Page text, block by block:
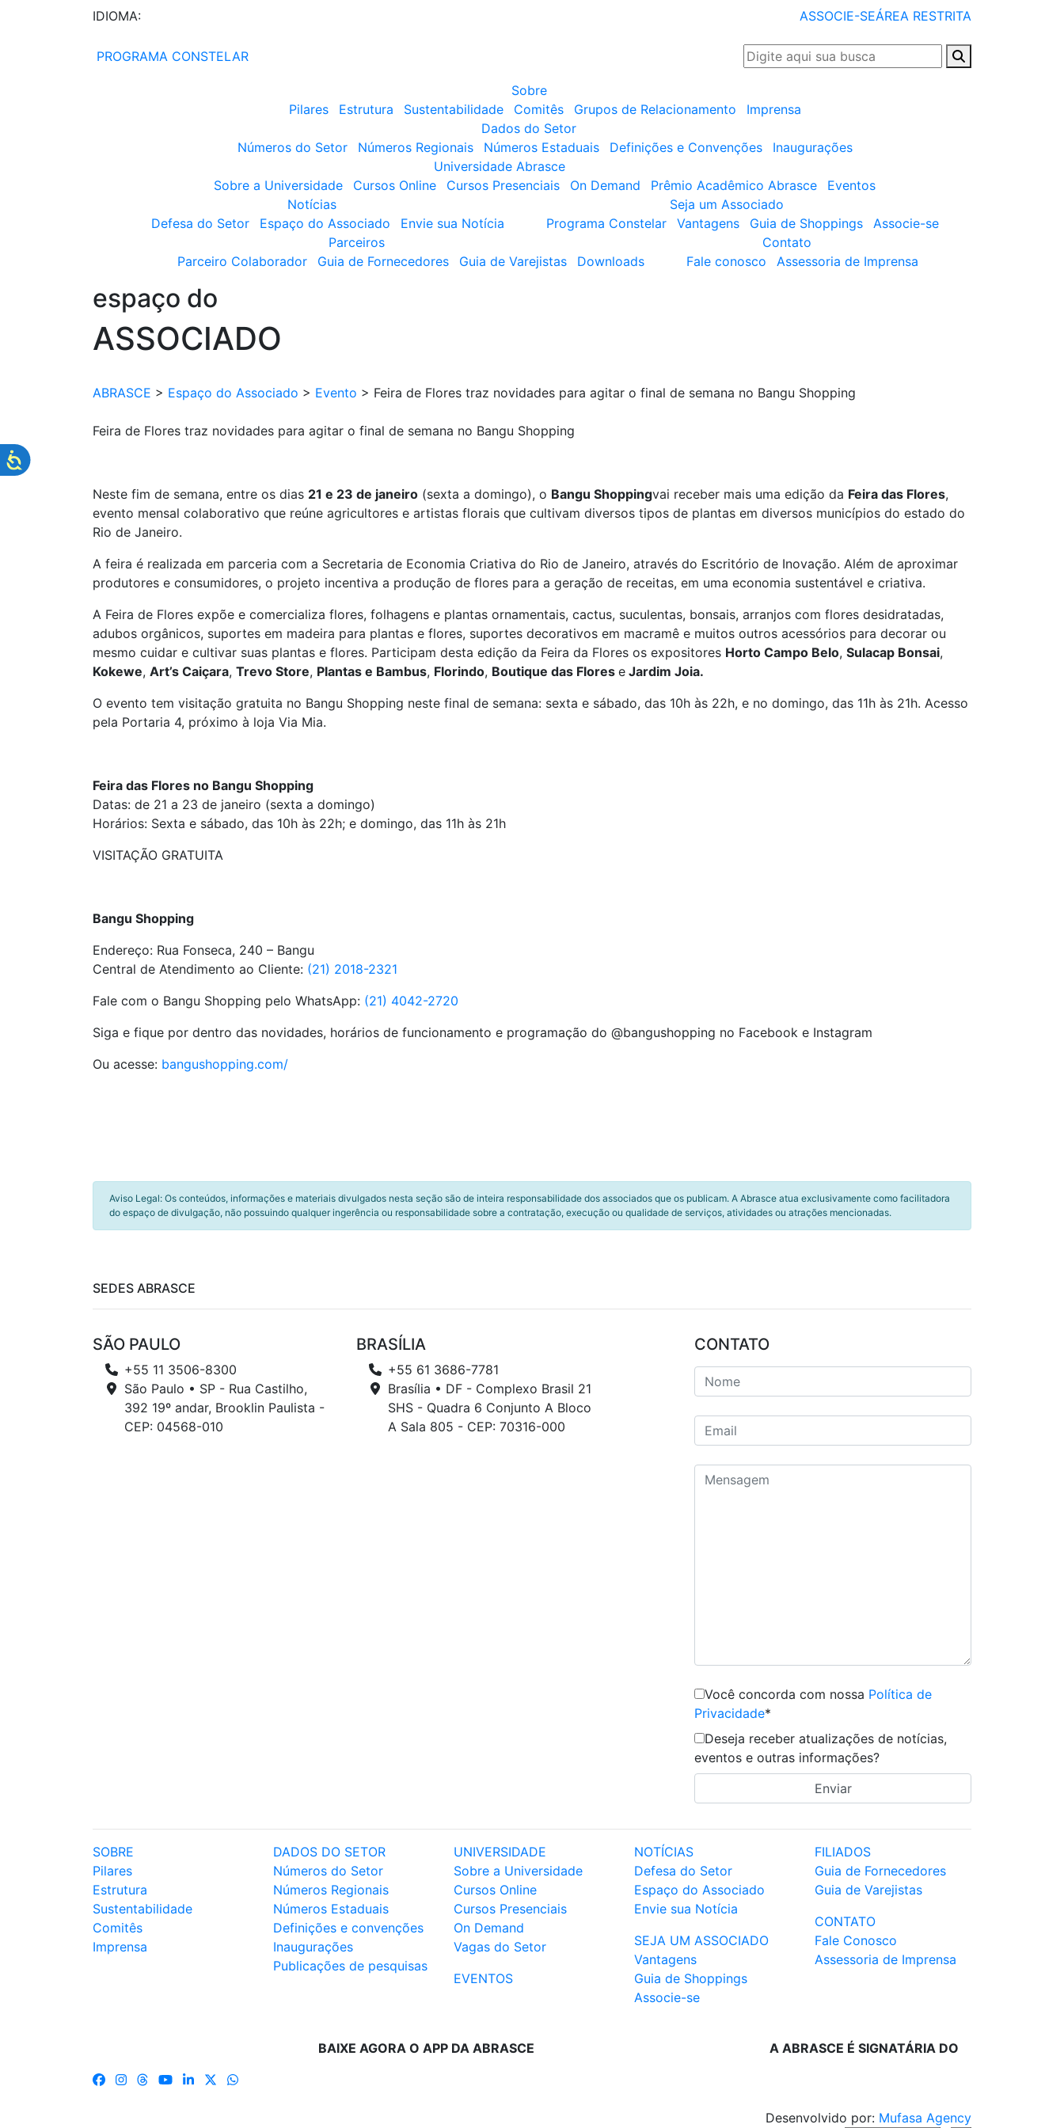
IDIOMA: ASSOCIE-SEÁREA RESTRITA
PROGRAMA CONSTELAR
Sobre
Pilares
Estrutura Sustentabilidade Comitês Grupos de Relacionamento
Imprensa
Dados do Setor
Números do Setor
Números Regionais Números Estaduais Definições e Convenções
Inaugurações
Universidade Abrasce
Sobre a Universidade
Cursos Online Cursos Presenciais On Demand Prêmio Acadêmico Abrasce
Eventos
Notícias
Defesa do Setor
Espaço do Associado Envie sua Notícia
Seja um Associado
Programa Constelar
Vantagens Guia de Shoppings
Associe-se
Parceiros
Parceiro Colaborador
Guia de Fornecedores Guia de Varejistas Downloads
Contato
Fale conosco
Assessoria de Imprensa
espaço do
ASSOCIADO
ABRASCE > Espaço do Associado > Evento > Feira de Flores traz novidades para agitar o final de semana no Bangu Shopping
Feira de Flores traz novidades para agitar o final de semana no Bangu Shopping
Neste fim de semana, entre os dias 21 e 23 de janeiro (sexta a domingo), o Bangu Shoppingvai receber mais uma edição da Feira das Flores,
evento mensal colaborativo que reúne agricultores e artistas florais que cultivam diversos tipos de plantas em diversos municípios do estado do
Rio de Janeiro.
A feira é realizada em parceria com a Secretaria de Economia Criativa do Rio de Janeiro, através do Escritório de Inovação. Além de aproximar
produtores e consumidores, o projeto incentiva a produção de flores para a geração de receitas, em uma economia sustentável e criativa.
A Feira de Flores expõe e comercializa flores, folhagens e plantas ornamentais, cactus, suculentas, bonsais, arranjos com flores desidratadas,
adubos orgânicos, suportes em madeira para plantas e flores, suportes decorativos em macramê e muitos outros acessórios para decorar ou
mesmo cuidar e cultivar suas plantas e flores. Participam desta edição da Feira da Flores os expositores Horto Campo Belo, Sulacap Bonsai,
Kokewe, Art’s Caiçara, Trevo Store, Plantas e Bambus, Florindo, Boutique das Flores e Jardim Joia.
O evento tem visitação gratuita no Bangu Shopping neste final de semana: sexta e sábado, das 10h às 22h, e no domingo, das 11h às 21h. Acesso
pela Portaria 4, próximo à loja Via Mia.
Feira das Flores no Bangu Shopping
Datas: de 21 a 23 de janeiro (sexta a domingo)
Horários: Sexta e sábado, das 10h às 22h; e domingo, das 11h às 21h
VISITAÇÃO GRATUITA
Bangu Shopping
Endereço: Rua Fonseca, 240 – Bangu
Central de Atendimento ao Cliente: (21) 2018-2321
Fale com o Bangu Shopping pelo WhatsApp: (21) 4042-2720
Siga e fique por dentro das novidades, horários de funcionamento e programação do @bangushopping no Facebook e Instagram
Ou acesse: bangushopping.com/
Aviso Legal: Os conteúdos, informações e materiais divulgados nesta seção são de inteira responsabilidade dos associados que os publicam. A Abrasce atua exclusivamente como facilitadora
do espaço de divulgação, não possuindo qualquer ingerência ou responsabilidade sobre a contratação, execução ou qualidade de serviços, atividades ou atrações mencionadas.
SEDES ABRASCE
SÃO PAULO
+55 11 3506-8300
São Paulo • SP - Rua Castilho,
392 19º andar, Brooklin Paulista -
CEP: 04568-010
BRASÍLIA
+55 61 3686-7781
Brasília • DF - Complexo Brasil 21
SHS - Quadra 6 Conjunto A Bloco
A Sala 805 - CEP: 70316-000
CONTATO
Você concorda com nossa Política de
Privacidade*
Deseja receber atualizações de notícias,
eventos e outras informações?
SOBRE
Pilares
Estrutura
Sustentabilidade
Comitês
Imprensa
DADOS DO SETOR
Números do Setor
Números Regionais
Números Estaduais
Definições e convenções
Inaugurações
Publicações de pesquisas
UNIVERSIDADE
Sobre a Universidade
Cursos Online
Cursos Presenciais
On Demand
Vagas do Setor
EVENTOS
NOTÍCIAS
Defesa do Setor
Espaço do Associado
Envie sua Notícia
SEJA UM ASSOCIADO
Vantagens
Guia de Shoppings
Associe-se
FILIADOS
Guia de Fornecedores
Guia de Varejistas
CONTATO
Fale Conosco
Assessoria de Imprensa
BAIXE AGORA O APP DA ABRASCE A ABRASCE É SIGNATÁRIA DO
Desenvolvido por: Mufasa Agency